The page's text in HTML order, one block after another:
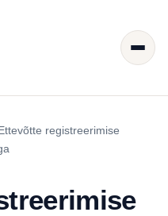
registreerimise